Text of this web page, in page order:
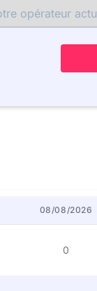
08/08/2026
0